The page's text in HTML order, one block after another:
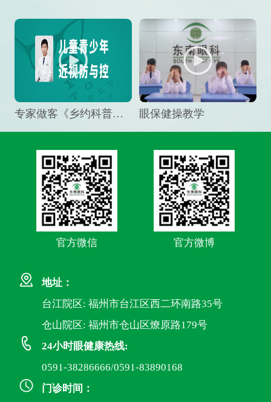
专家做客《乡约科普》栏目，预防孩子近视竟然这么“简单” 眼保健操教学
官方微信 官方微博
地址：
台江院区: 福州市台江区西二环南路35号
仓山院区: 福州市仓山区燎原路179号
24小时眼健康热线:
0591-38286666/0591-83890168
门诊时间：